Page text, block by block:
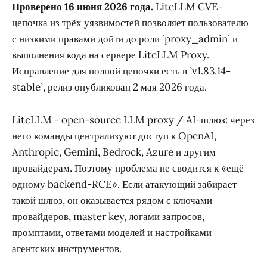
Проверено 16 июня 2026 года. LiteLLM CVE-
цепочка из трёх уязвимостей позволяет пользователю
с низкими правами дойти до роли `proxy_admin` и
выполнения кода на сервере LiteLLM Proxy.
Исправление для полной цепочки есть в `v1.83.14-
stable`, релиз опубликован 2 мая 2026 года.
LiteLLM - open-source LLM proxy / AI-шлюз: через
него команды централизуют доступ к OpenAI,
Anthropic, Gemini, Bedrock, Azure и другим
провайдерам. Поэтому проблема не сводится к «ещё
одному backend-RCE». Если атакующий забирает
такой шлюз, он оказывается рядом с ключами
провайдеров, master key, логами запросов,
промптами, ответами моделей и настройками
агентских инструментов.